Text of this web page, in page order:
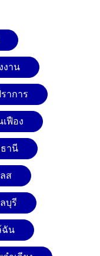
งาน
าการ
ฟือง
านี
ส
บุรี
ฉัน